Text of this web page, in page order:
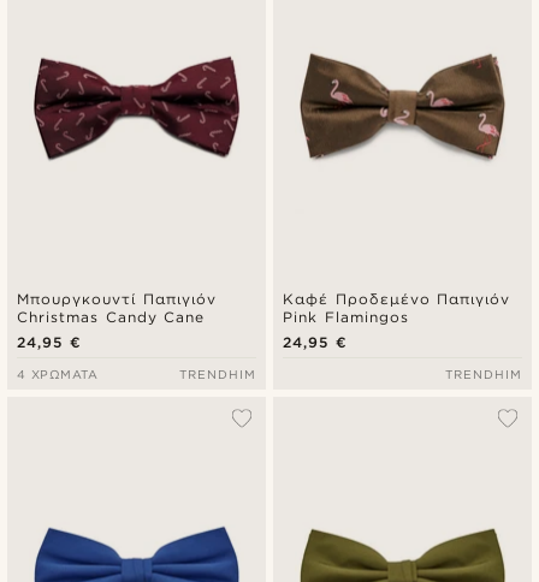
Μπουργκουντί Παπιγιόν
Christmas Candy Cane
24,95 €
4 ΧΡΏΜΑΤΑ TRENDHIM
Καφέ Προδεμένο Παπιγιόν
Pink Flamingos
24,95 €
TRENDHIM